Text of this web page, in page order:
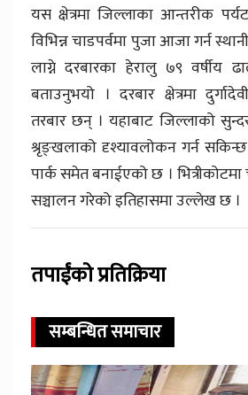
यस क्षेत्रमा जिल्लाका आन्तरीक
विभिन्न चाडपर्वमा पुजा आजा गर्न
लाग्ने दरबारका हेरालु ७९ वर्षीय
बताउनुभयो । दरबार क्षेत्रमा
तरबार छन् । यहाबाट जिल्लाको
श्रृङ्खलाको दृश्यावलोकन गर्न सकिन्छ
पार्क समेत बनाईएको छ । भित्रीकोटमा
सञ्चालन गरेको इतिहासमा उल्लेख छ ।
तपाईंको प्रतिक्रिया
सम्बन्धित समाचार